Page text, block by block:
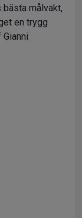
målvakt,
en trygg